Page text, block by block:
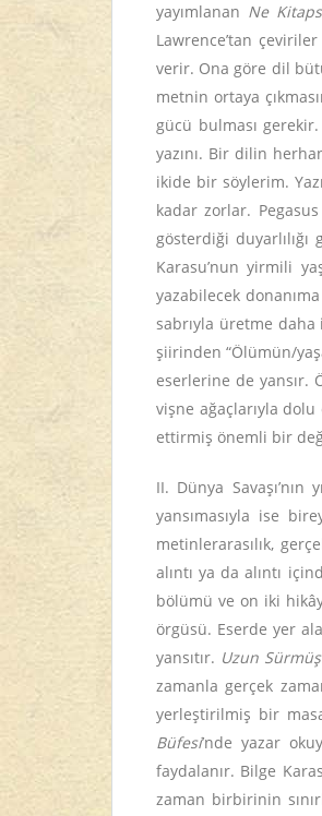
yayımlanan Ne
Lawrence’tan
verir. Ona göre dil
metnin ortaya
gücü bulması
yazını. Bir dilin
ikide bir söylerim.
kadar zorlar.
gösterdiği
Karasu’nun yirmili
yazabilecek
sabrıyla üretme daha
şiirinden “Ölümün/
eserlerine de yansır.
vişne ağaçlarıyla dolu
ettirmiş önemli bir
II. Dünya
yansımasıyla ise
metinlerarasılık,
alıntı ya da alıntı
bölümü ve on iki
örgüsü. Eserde yer
yansıtır. Uzun
zamanla gerçek
yerleştirilmiş bir
Büfesi’nde yazar
faydalanır. Bilge
zaman birbirinin